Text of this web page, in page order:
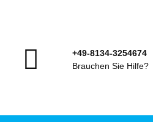
+49-8134-3254674
Brauchen Sie Hilfe?